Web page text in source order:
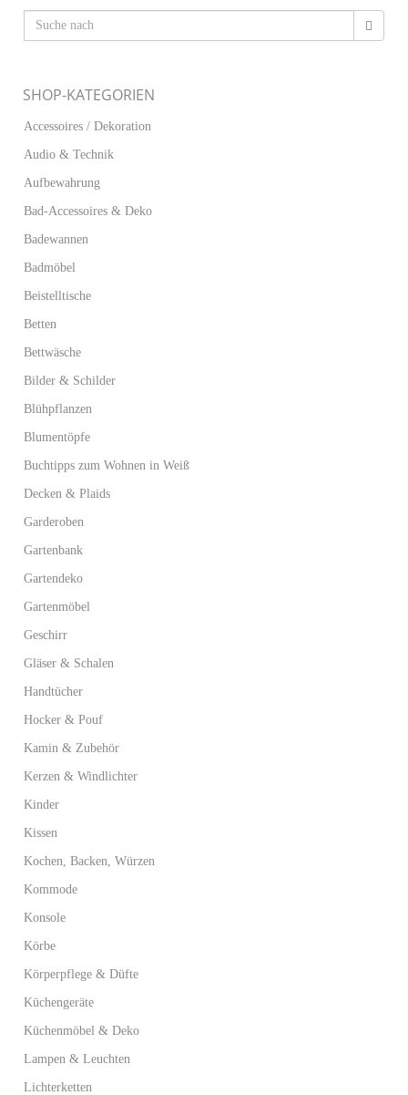
SHOP-KATEGORIEN
Accessoires / Dekoration
Audio & Technik
Aufbewahrung
Bad-Accessoires & Deko
Badewannen
Badmöbel
Beistelltische
Betten
Bettwäsche
Bilder & Schilder
Blühpflanzen
Blumentöpfe
Buchtipps zum Wohnen in Weiß
Decken & Plaids
Garderoben
Gartenbank
Gartendeko
Gartenmöbel
Geschirr
Gläser & Schalen
Handtücher
Hocker & Pouf
Kamin & Zubehör
Kerzen & Windlichter
Kinder
Kissen
Kochen, Backen, Würzen
Kommode
Konsole
Körbe
Körperpflege & Düfte
Küchengeräte
Küchenmöbel & Deko
Lampen & Leuchten
Lichterketten